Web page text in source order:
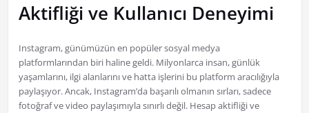
Aktifliği ve Kullanıcı Deneyimi
Instagram, günümüzün en popüler sosyal medya
platformlarından biri haline geldi. Milyonlarca insan, günlük
yaşamlarını, ilgi alanlarını ve hatta işlerini bu platform aracılığıyla
paylaşıyor. Ancak, Instagram’da başarılı olmanın sırları, sadece
fotoğraf ve video paylaşımıyla sınırlı değil. Hesap aktifliği ve